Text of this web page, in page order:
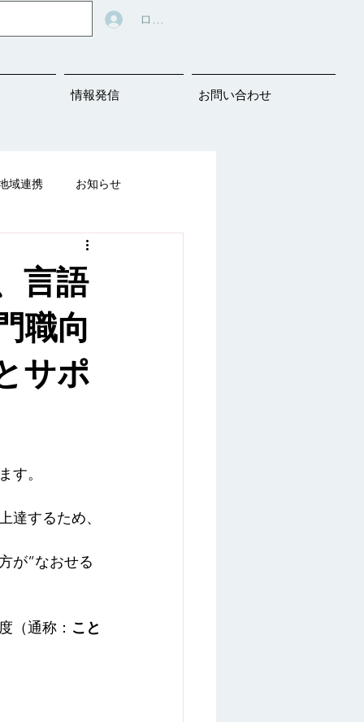
ログイン
情報発信 お問い合わせ
域連携 お知らせ
教材シェアリング
オンライン相談
言語
職向
サポ
す。
達するため、
が”なおせる
（通称： こと